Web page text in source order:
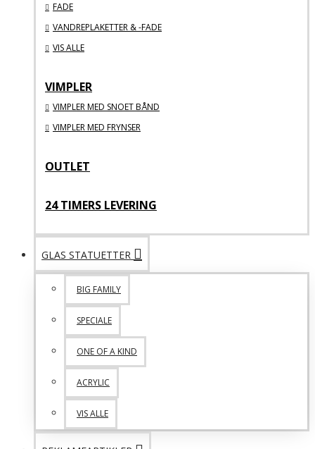
FADE
VANDREPLAKETTER & -FADE
VIS ALLE
VIMPLER
VIMPLER MED SNOET BÅND
VIMPLER MED FRYNSER
OUTLET
24 TIMERS LEVERING
GLAS STATUETTER
BIG FAMILY
SPECIALE
ONE OF A KIND
ACRYLIC
VIS ALLE